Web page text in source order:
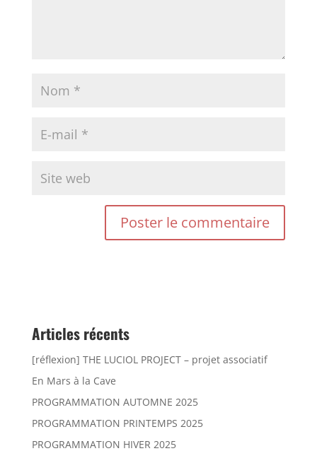
Articles récents
[réflexion] THE LUCIOL PROJECT – projet associatif
En Mars à la Cave
PROGRAMMATION AUTOMNE 2025
PROGRAMMATION PRINTEMPS 2025
PROGRAMMATION HIVER 2025